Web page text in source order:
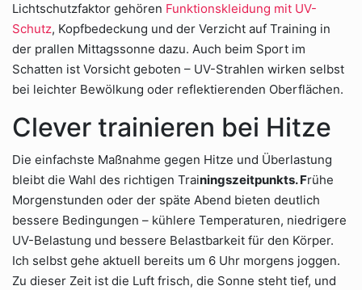
Lichtschutzfaktor gehören Funktionskleidung mit UV-
Schutz, Kopfbedeckung und der Verzicht auf Training in
der prallen Mittagssonne dazu. Auch beim Sport im
Schatten ist Vorsicht geboten – UV-Strahlen wirken selbst
bei leichter Bewölkung oder reflektierenden Oberflächen.
Clever trainieren bei Hitze
Die einfachste Maßnahme gegen Hitze und Überlastung
bleibt die Wahl des richtigen Trainingszeitpunkts. Frühe
Morgenstunden oder der späte Abend bieten deutlich
bessere Bedingungen – kühlere Temperaturen, niedrigere
UV-Belastung und bessere Belastbarkeit für den Körper.
Ich selbst gehe aktuell bereits um 6 Uhr morgens joggen.
Zu dieser Zeit ist die Luft frisch, die Sonne steht tief, und